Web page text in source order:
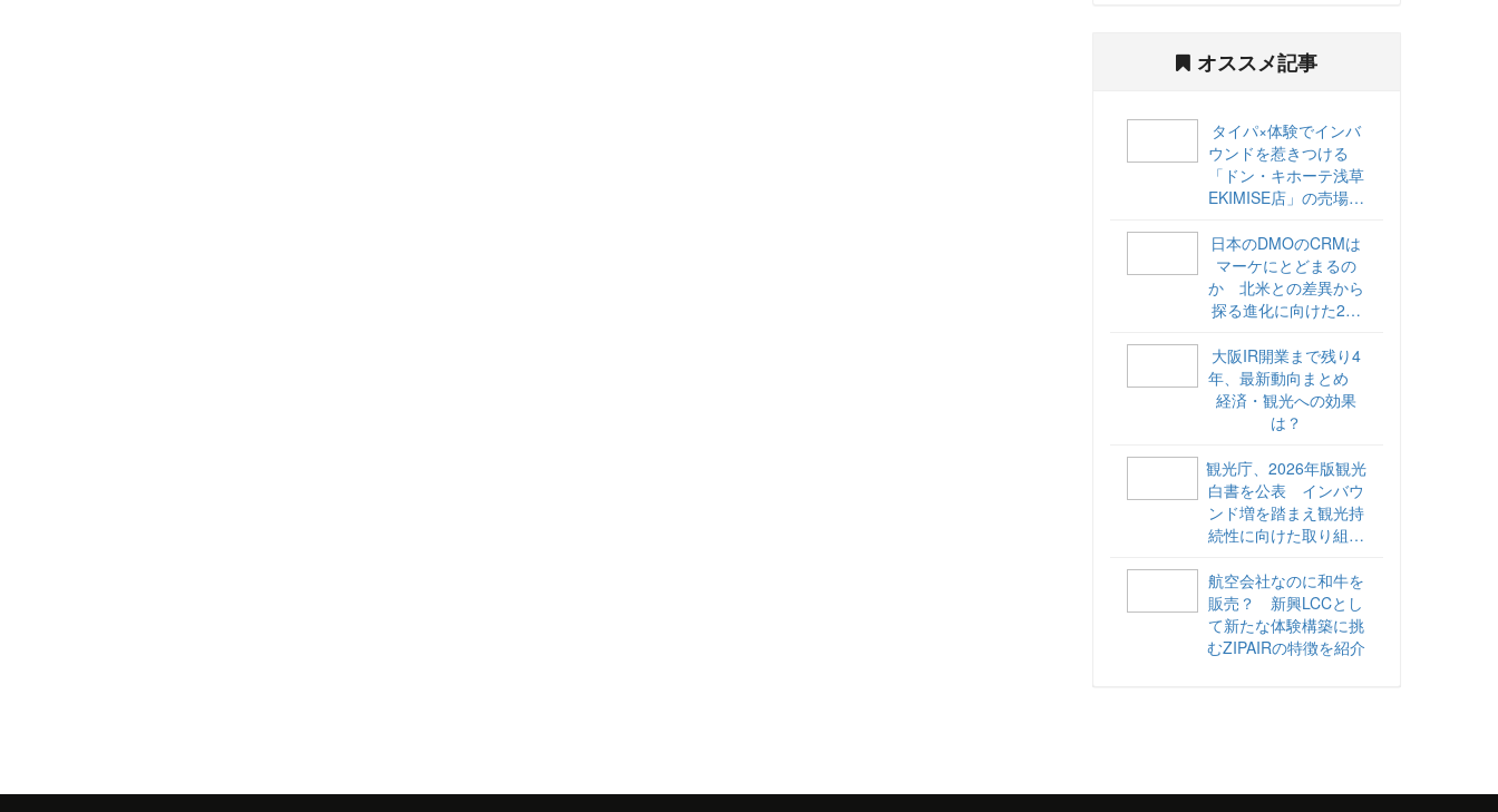
オススメ記事
タイパ×体験でインバ
ウンドを惹きつける
「ドン・キホーテ浅草
EKIMISE店」の売場づ
日本のDMOのCRMは
マーケにとどまるの
か 北米との差異から
探る進化に向けた2ス
海外DMOのリアル
vol.6】
大阪IR開業まで残り4
年、最新動向まとめ
経済・観光への効果
は？
観光庁、2026年版観光
白書を公表 インバウ
ンド増を踏まえ観光持
続性に向けた取り組み
航空会社なのに和牛を
販売？ 新興LCCとし
て新たな体験構築に挑
むZIPAIRの特徴を紹介